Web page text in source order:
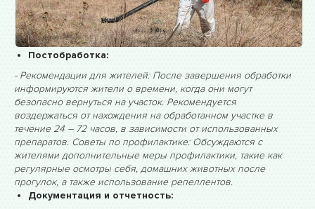
Постобработка:
- Рекомендации для жителей: После завершения обработки
информируются жители о времени, когда они могут
безопасно вернуться на участок. Рекомендуется
воздержаться от нахождения на обработанном участке в
течение 24 – 72 часов, в зависимости от использованных
препаратов. Советы по профилактике: Обсуждаются с
жителями дополнительные меры профилактики, такие как
регулярные осмотры себя, домашних животных после
прогулок, а также использование репеллентов.
Документация и отчетность: